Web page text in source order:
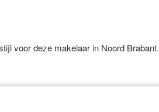
voor deze makelaar in Noord Brabant.